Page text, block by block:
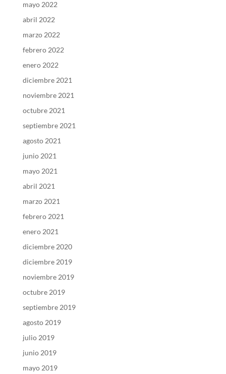
mayo 2022
abril 2022
marzo 2022
febrero 2022
enero 2022
diciembre 2021
noviembre 2021
octubre 2021
septiembre 2021
agosto 2021
junio 2021
mayo 2021
abril 2021
marzo 2021
febrero 2021
enero 2021
diciembre 2020
diciembre 2019
noviembre 2019
octubre 2019
septiembre 2019
agosto 2019
julio 2019
junio 2019
mayo 2019